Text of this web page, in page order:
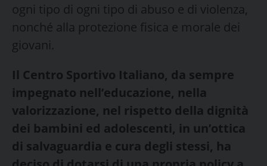
ogni tipo di ogni tipo di abuso e di violenza,
nonché alla protezione fisica e morale dei
giovani.
Il Centro Sportivo Italiano, da sempre
impegnato nell’educazione, nella
valorizzazione, nel rispetto della dignità
dei bambini ed adolescenti, in un’ottica
di salvaguardia e cura degli stessi, ha